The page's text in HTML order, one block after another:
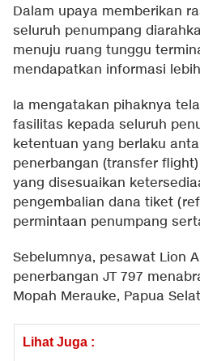
Dalam upaya memberikan
seluruh penumpang
menuju ruang tunggu
mendapatkan informasi
Ia mengatakan pihaknya
fasilitas kepada seluruh
ketentuan yang berlaku
penerbangan (transfer
yang disesuaikan
pengembalian dana tiket
permintaan penumpang
Sebelumnya, pesawat Lion
penerbangan JT 797
Mopah Merauke, Papua
Lihat Juga :